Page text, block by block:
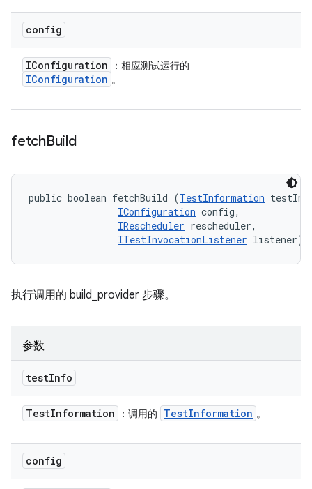
config
IConfiguration ：相应测试运行的
IConfiguration 。
fetchBuild
public boolean fetchBuild (TestInformation
IConfiguration config,
IRescheduler rescheduler,
ITestInvocationListener listener)
执行调用的 build_provider 步骤。
参数
testInfo
TestInformation ：调用的 TestInformation 。
config